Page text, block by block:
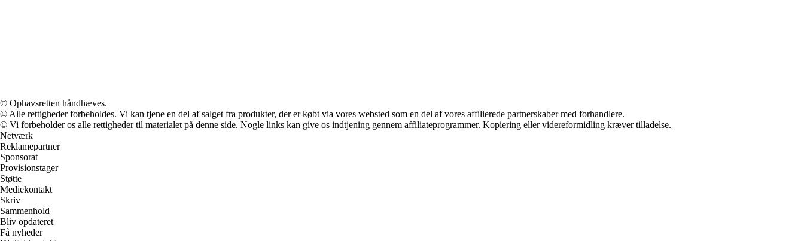
© Ophavsretten håndhæves.
© Alle rettigheder forbeholdes. Vi kan tjene en del af salget fra produkter, der er købt via vores websted som en del af vores affilierede partnerskaber med forhandlere.
© Vi forbeholder os alle rettigheder til materialet på denne side. Nogle links kan give os indtjening gennem affiliateprogrammer. Kopiering eller videreformidling kræver tilladelse.
Netværk
Reklamepartner
Sponsorat
Provisionstager
Støtte
Mediekontakt
Skriv
Sammenhold
Bliv opdateret
Få nyheder